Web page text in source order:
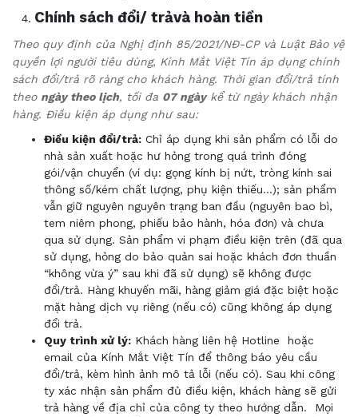
Chính sách đổi/trảvà hoàn tiền
Theo quy định của Nghị định 85/2021/NĐ-CP và Luật Bảo vệ
quyền lợi người tiêu dùng, Kính Mắt Việt Tín áp dụng chính
sách đổi/trả rõ ràng cho khách hàng. Thời gian đổi/trả tính
theo ngày theo lịch, tối đa 07 ngàykể từ ngày khách nhận
hàng. Điều kiện áp dụng như sau:
Điều kiện đổi/trả: Chỉ áp dụng khi sản phẩm có lỗi do
nhà sản xuất hoặc hư hỏng trong quá trình đóng
gói/vận chuyển (ví dụ: gọng kính bị nứt, tròng kính sai
thông số/kém chất lượng, phụ kiện thiếu…); sản phẩm
vẫn giữ nguyên nguyên trạng ban đầu (nguyên bao bì,
tem niêm phong, phiếu bảo hành, hóa đơn) và chưa
qua sử dụng. Sản phẩm vi phạm điều kiện trên (đã qua
sử dụng, hỏng do bảo quản sai hoặc khách đơn thuần
“không vừa ý” sau khi đã sử dụng) sẽ không được
đổi/trả. Hàng khuyến mãi, hàng giảm giá đặc biệt hoặc
mặt hàng dịch vụ riêng (nếu có) cũng không áp dụng
đổi trả.
Quy trình xử lý: Khách hàng liên hệ Hotline
hoặc
email của Kính Mắt Việt Tín để thông báo yêu cầu
đổi/trả, kèm hình ảnh mô tả lỗi (nếu có). Sau khi công
ty xác nhận sản phẩm đủ điều kiện, khách hàng sẽ gửi
trả hàng về địa chỉ của công ty theo hướng dẫn.
Mọi